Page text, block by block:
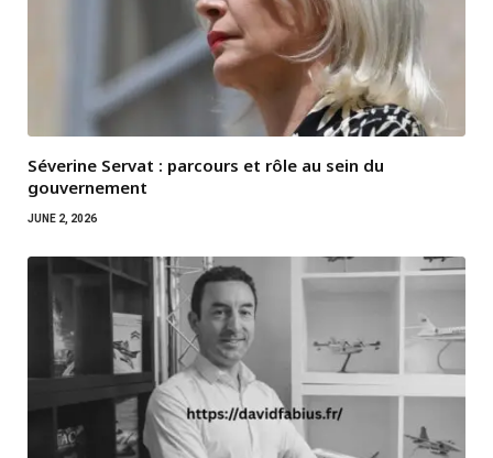
Séverine Servat : parcours et rôle au sein du
gouvernement
JUNE 2, 2026